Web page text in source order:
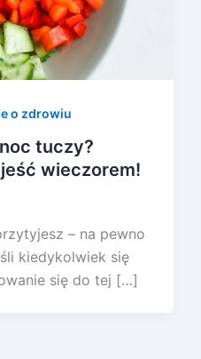
o zdrowiu
tuczy?
wieczorem!
– na pewno
kiedykolwiek się
się do tej […]